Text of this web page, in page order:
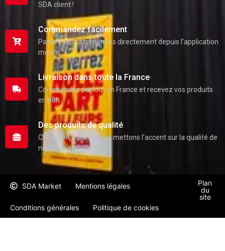
SDA client !
Commandez facilement
Passez vos commandes directement depuis l'application
mobile
Livraison dans toute la France
Commandez partout en France et recevez vos produits
en 48h
Des produits de qualité
Chez SDA Market nous mettons l'accent sur la qualité de
nos produits
SDA Market Mentions légales
Conditions générales Politique de cookies
Plan
du
site